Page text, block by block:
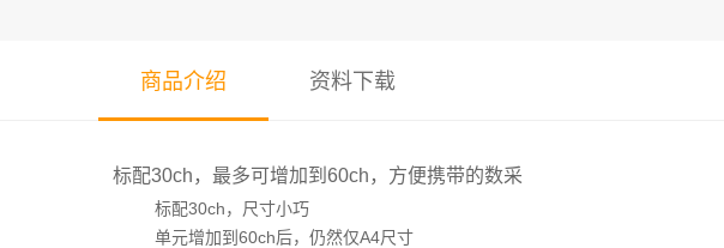
商品介绍 资料下载
标配30ch，最多可增加到60ch，方便携带的数采
标配30ch，尺寸小巧
单元增加到60ch后，仍然仅A4尺寸